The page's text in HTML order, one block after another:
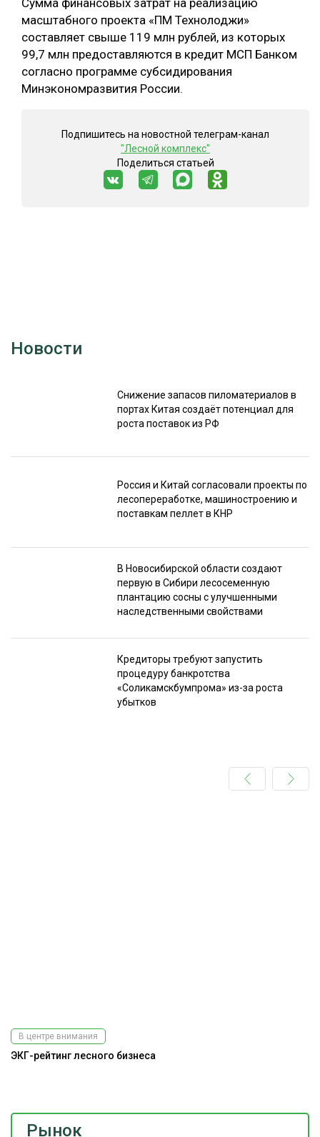
Сумма финансовых затрат на реализацию
масштабного проекта «ПМ Технолоджи»
составляет свыше 119 млн рублей, из которых
99,7 млн предоставляются в кредит МСП Банком
согласно программе субсидирования
Минэкономразвития России.
Подпишитесь на новостной телеграм-канал
"Лесной комплекс"
Поделиться статьей
Новости
Снижение запасов пиломатериалов в
портах Китая создаёт потенциал для
роста поставок из РФ
Россия и Китай согласовали проекты по
лесопереработке, машиностроению и
поставкам пеллет в КНР
В Новосибирской области создают
первую в Сибири лесосеменную
плантацию сосны с улучшенными
наследственными свойствами
Кредиторы требуют запустить
процедуру банкротства
«Соликамскбумпрома» из-за роста
убытков
Рынок
В центре внимания
ЭКГ-рейтинг лесного бизнеса